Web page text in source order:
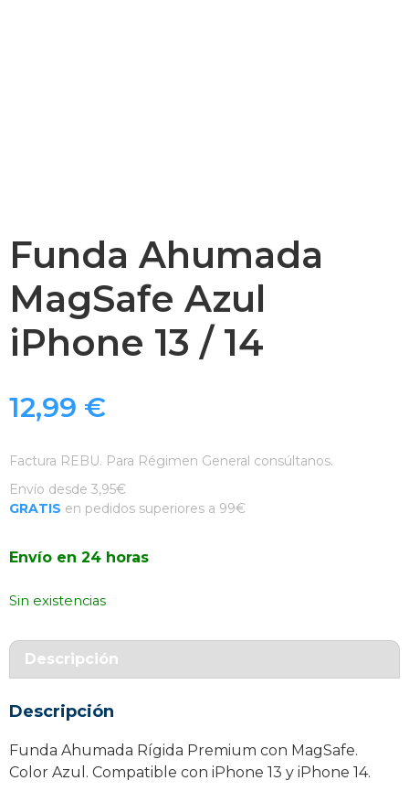
Funda Ahumada
MagSafe Azul
iPhone 13 / 14
12,99 €
Factura REBU. Para Régimen General consúltanos.
Envío desde 3,95€
GRATIS en pedidos superiores a 99€
Envío en 24 horas
Sin existencias
Descripción
Descripción
Funda Ahumada Rígida Premium con MagSafe.
Color Azul. Compatible con iPhone 13 y iPhone 14.